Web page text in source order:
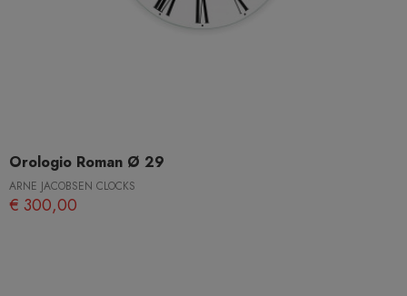
Orologio Roman Ø 29
ARNE JACOBSEN CLOCKS
€ 300,00